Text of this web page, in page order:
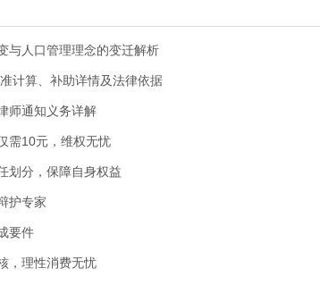
与人口管理理念的变迁解析
计算、补助详情及法律依据
师通知义务详解
需10元，维权无忧
划分，保障自身权益
护专家
要件
，理性消费无忧